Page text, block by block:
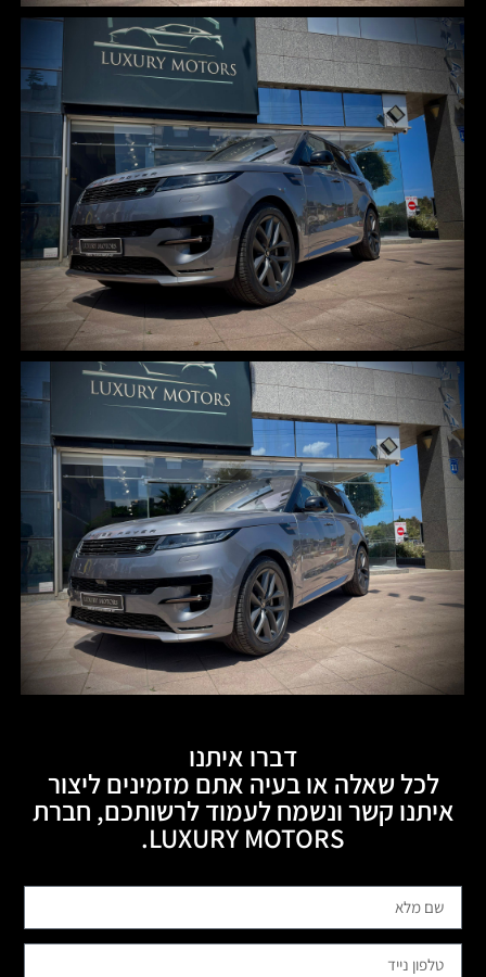
דברו איתנו
לכל שאלה או בעיה אתם מזמינים ליצור
איתנו קשר ונשמח לעמוד לרשותכם, חברת
LUXURY MOTORS.